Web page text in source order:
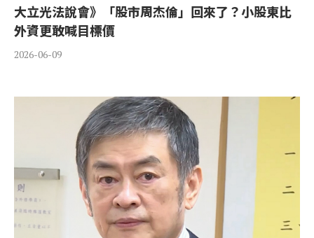
大立光法說會》「股市周杰倫」回來了？小股東比
外資更敢喊目標價
2026-06-09